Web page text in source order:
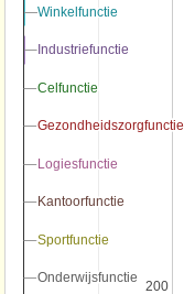
200
200
Winkelfunctie
Winkelfunctie
Industriefunctie
Industriefunctie
Celfunctie
Celfunctie
Gezondheidszorgfunctie
Gezondheidszorgfunctie
Logiesfunctie
Logiesfunctie
Kantoorfunctie
Kantoorfunctie
Sportfunctie
Sportfunctie
Onderwijsfunctie
Onderwijsfunctie